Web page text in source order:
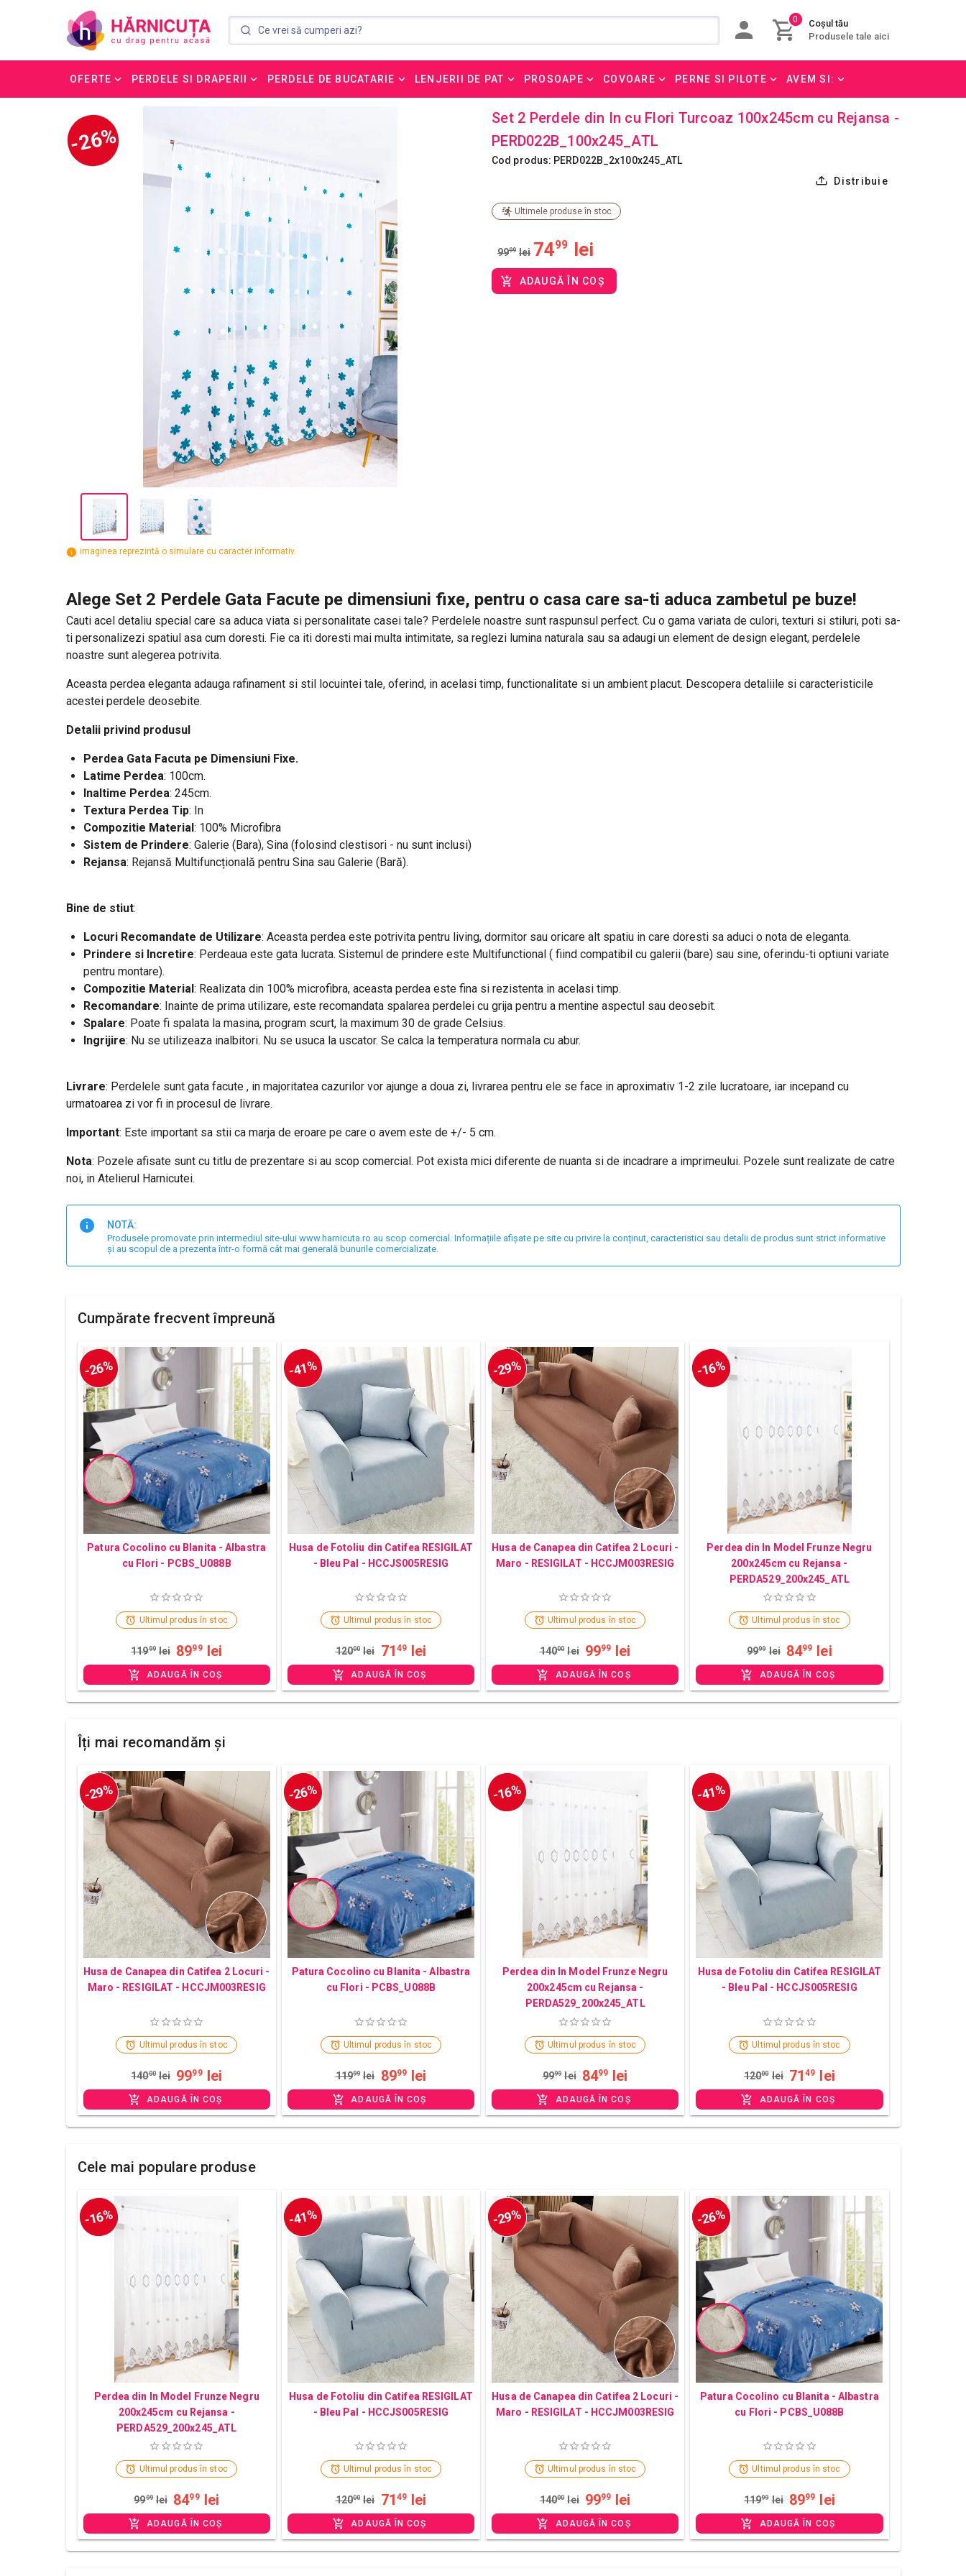
0
Coșul tău
Produsele tale aici
OFERTE PERDELE SI DRAPERII PERDELE DE BUCATARIE LENJERII DE PAT PROSOAPE COVOARE PERNE SI PILOTE AVEM SI:
-26%
imaginea reprezintă o simulare cu caracter informativ.
Set 2 Perdele din In cu Flori Turcoaz 100x245cm cu Rejansa -
PERD022B_100x245_ATL
Cod produs: PERD022B_2x100x245_ATL
Distribuie
Ultimele produse în stoc
9999 lei 7499 lei
ADAUGĂ ÎN COȘ
Alege Set 2 Perdele Gata Facute pe dimensiuni fixe, pentru o casa care sa-ti aduca zambetul pe buze!
Cauti acel detaliu special care sa aduca viata si personalitate casei tale? Perdelele noastre sunt raspunsul perfect. Cu o gama variata de culori, texturi si stiluri, poti sa-
ti personalizezi spatiul asa cum doresti. Fie ca iti doresti mai multa intimitate, sa reglezi lumina naturala sau sa adaugi un element de design elegant, perdelele
noastre sunt alegerea potrivita.
Aceasta perdea eleganta adauga rafinament si stil locuintei tale, oferind, in acelasi timp, functionalitate si un ambient placut. Descopera detaliile si caracteristicile
acestei perdele deosebite.
Detalii privind produsul
Perdea Gata Facuta pe Dimensiuni Fixe.
Latime Perdea: 100cm.
Inaltime Perdea: 245cm.
Textura Perdea Tip: In
Compozitie Material: 100% Microfibra
Sistem de Prindere: Galerie (Bara), Sina (folosind clestisori - nu sunt inclusi)
Rejansa: Rejansă Multifuncțională pentru Sina sau Galerie (Bară).
Bine de stiut:
Locuri Recomandate de Utilizare: Aceasta perdea este potrivita pentru living, dormitor sau oricare alt spatiu in care doresti sa aduci o nota de eleganta.
Prindere si Incretire: Perdeaua este gata lucrata. Sistemul de prindere este Multifunctional ( fiind compatibil cu galerii (bare) sau sine, oferindu-ti optiuni variate
pentru montare).
Compozitie Material: Realizata din 100% microfibra, aceasta perdea este fina si rezistenta in acelasi timp.
Recomandare: Inainte de prima utilizare, este recomandata spalarea perdelei cu grija pentru a mentine aspectul sau deosebit.
Spalare: Poate fi spalata la masina, program scurt, la maximum 30 de grade Celsius.
Ingrijire: Nu se utilizeaza inalbitori. Nu se usuca la uscator. Se calca la temperatura normala cu abur.
Livrare: Perdelele sunt gata facute , in majoritatea cazurilor vor ajunge a doua zi, livrarea pentru ele se face in aproximativ 1-2 zile lucratoare, iar incepand cu
urmatoarea zi vor fi in procesul de livrare.
Important: Este important sa stii ca marja de eroare pe care o avem este de +/- 5 cm.
Nota: Pozele afisate sunt cu titlu de prezentare si au scop comercial. Pot exista mici diferente de nuanta si de incadrare a imprimeului. Pozele sunt realizate de catre
noi, in Atelierul Harnicutei.
NOTĂ:
Produsele promovate prin intermediul site-ului www.harnicuta.ro au scop comercial. Informațiile afișate pe site cu privire la conținut, caracteristici sau detalii de produs sunt strict informative
și au scopul de a prezenta într-o formă cât mai generală bunurile comercializate.
Cumpărate frecvent împreună
-26%
Patura Cocolino cu Blanita - Albastra
cu Flori - PCBS_U088B
Ultimul produs în stoc
11999 lei 8999 lei
ADAUGĂ ÎN COȘ
-41%
Husa de Fotoliu din Catifea RESIGILAT
- Bleu Pal - HCCJS005RESIG
Ultimul produs în stoc
12000 lei 71 49 lei
ADAUGĂ ÎN COȘ
-29%
Husa de Canapea din Catifea 2 Locuri -
Maro - RESIGILAT - HCCJM003RESIG
Ultimul produs în stoc
14000 lei 9999 lei
ADAUGĂ ÎN COȘ
-16%
Perdea din In Model Frunze Negru
200x245cm cu Rejansa -
PERDA529_200x245_ATL
Ultimul produs în stoc
9999 lei 8499 lei
ADAUGĂ ÎN COȘ
Îți mai recomandăm și
-29%
Husa de Canapea din Catifea 2 Locuri -
Maro - RESIGILAT - HCCJM003RESIG
Ultimul produs în stoc
14000 lei 9999 lei
ADAUGĂ ÎN COȘ
-26%
Patura Cocolino cu Blanita - Albastra
cu Flori - PCBS_U088B
Ultimul produs în stoc
11999 lei 8999 lei
ADAUGĂ ÎN COȘ
-16%
Perdea din In Model Frunze Negru
200x245cm cu Rejansa -
PERDA529_200x245_ATL
Ultimul produs în stoc
9999 lei 8499 lei
ADAUGĂ ÎN COȘ
-41%
Husa de Fotoliu din Catifea RESIGILAT
- Bleu Pal - HCCJS005RESIG
Ultimul produs în stoc
12000 lei 7149 lei
ADAUGĂ ÎN COȘ
Cele mai populare produse
-16%
Perdea din In Model Frunze Negru
200x245cm cu Rejansa -
PERDA529_200x245_ATL
Ultimul produs în stoc
9999 lei 8499 lei
ADAUGĂ ÎN COȘ
-41%
Husa de Fotoliu din Catifea RESIGILAT
- Bleu Pal - HCCJS005RESIG
Ultimul produs în stoc
12000 lei 71 49 lei
ADAUGĂ ÎN COȘ
-29%
Husa de Canapea din Catifea 2 Locuri -
Maro - RESIGILAT - HCCJM003RESIG
Ultimul produs în stoc
14000 lei 9999 lei
ADAUGĂ ÎN COȘ
-26%
Patura Cocolino cu Blanita - Albastra
cu Flori - PCBS_U088B
Ultimul produs în stoc
11999 lei 8999 lei
ADAUGĂ ÎN COȘ